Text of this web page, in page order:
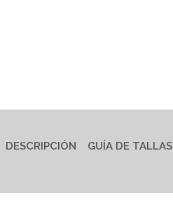
DESCRIPCIÓN GUÍA DE TALLAS